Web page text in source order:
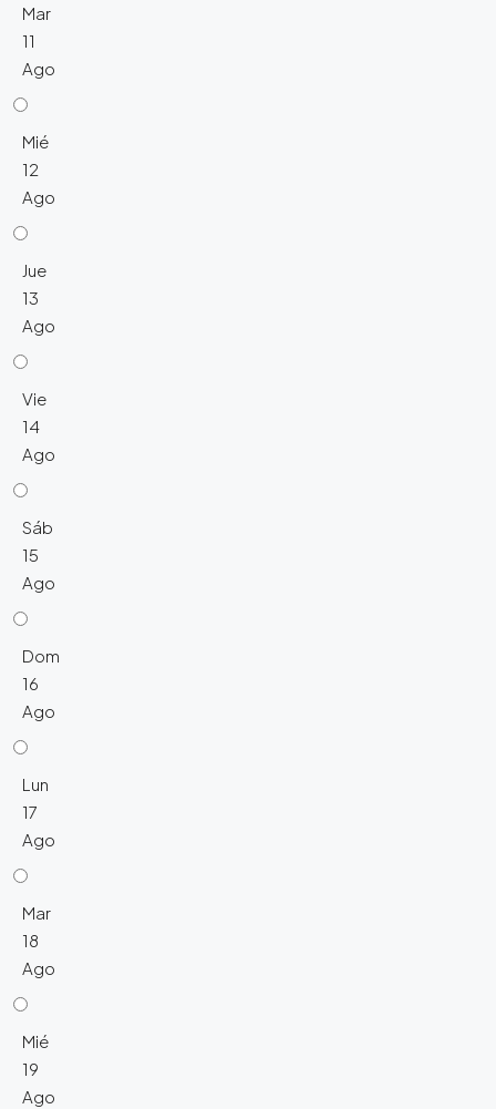
Mar
11
Ago
Mié
12
Ago
Jue
13
Ago
Vie
14
Ago
Sáb
15
Ago
Dom
16
Ago
Lun
17
Ago
Mar
18
Ago
Mié
19
Ago